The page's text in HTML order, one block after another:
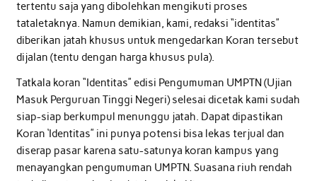
tertentu saja yang dibolehkan mengikuti proses
tataletaknya. Namun demikian, kami, redaksi “identitas”
diberikan jatah khusus untuk mengedarkan Koran tersebut
dijalan (tentu dengan harga khusus pula).
Tatkala koran “Identitas” edisi Pengumuman UMPTN (Ujian
Masuk Perguruan Tinggi Negeri) selesai dicetak kami sudah
siap-siap berkumpul menunggu jatah. Dapat dipastikan
Koran ‘Identitas” ini punya potensi bisa lekas terjual dan
diserap pasar karena satu-satunya koran kampus yang
menayangkan pengumuman UMPTN. Suasana riuh rendah